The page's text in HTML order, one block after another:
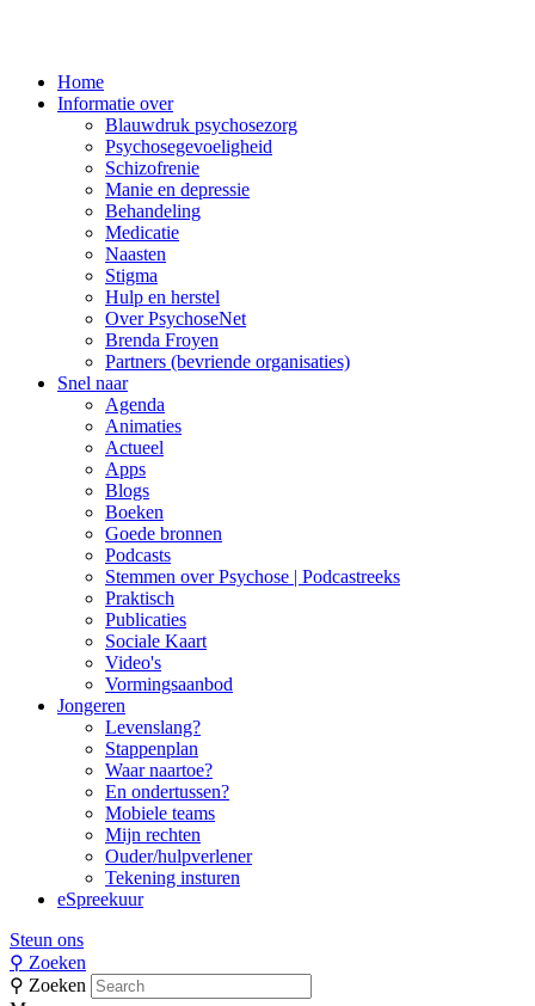
Main
Navigation
Home
Informatie over
Blauwdruk psychosezorg
Psychosegevoeligheid
Schizofrenie
Manie en depressie
Behandeling
Medicatie
Naasten
Stigma
Hulp en herstel
Over PsychoseNet
Brenda Froyen
Partners (bevriende organisaties)
Snel naar
Agenda
Animaties
Actueel
Apps
Blogs
Boeken
Goede bronnen
Podcasts
Stemmen over Psychose | Podcastreeks
Praktisch
Publicaties
Sociale Kaart
Video's
Vormingsaanbod
Jongeren
Levenslang?
Stappenplan
Waar naartoe?
En ondertussen?
Mobiele teams
Mijn rechten
Ouder/hulpverlener
Tekening insturen
eSpreekuur
Steun ons
⚲ Zoeken
⚲ Zoeken